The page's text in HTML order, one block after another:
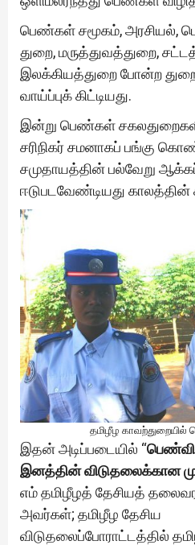
பெண்கள் சமூகம், அரசியல்,
துறை, மருத்துவத்துறை,
இலக்கியத்துறை போன்ற
வாய்ப்புக் கிட்டியது.
இன்று பெண்கள்
சரிநிகர் சமனாகப் பங்கு
சமுதாயத்தின் பல்வேறு
ஈடுபடவேண்டியது காலத்தின்
தமிழீழ காவற்துறையில்
இதன் அடிப்படையில் “
இனத்தின் விடுதலைக்கான
எம் தமிழீழத் தேசியத் தலைவர
அவர்கள்; தமிழீழ தேசிய
விடுதலைப்போராட்டத்தில்